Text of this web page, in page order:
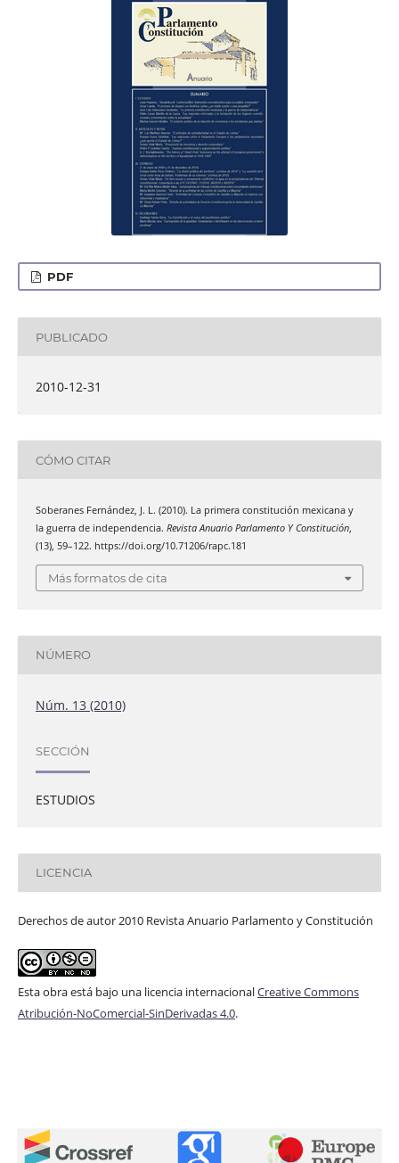
PDF
PUBLICADO
2010-12-31
CÓMO CITAR
Soberanes Fernández, J. L. (2010). La primera constitución mexicana y
la guerra de independencia. Revista Anuario Parlamento Y Constitución,
(13), 59–122. https://doi.org/10.71206/rapc.181
Más formatos de cita
NÚMERO
Núm. 13 (2010)
SECCIÓN
ESTUDIOS
LICENCIA
Derechos de autor 2010 Revista Anuario Parlamento y Constitución
Esta obra está bajo una licencia internacionalCreative Commons
Atribución-NoComercial-SinDerivadas 4.0.